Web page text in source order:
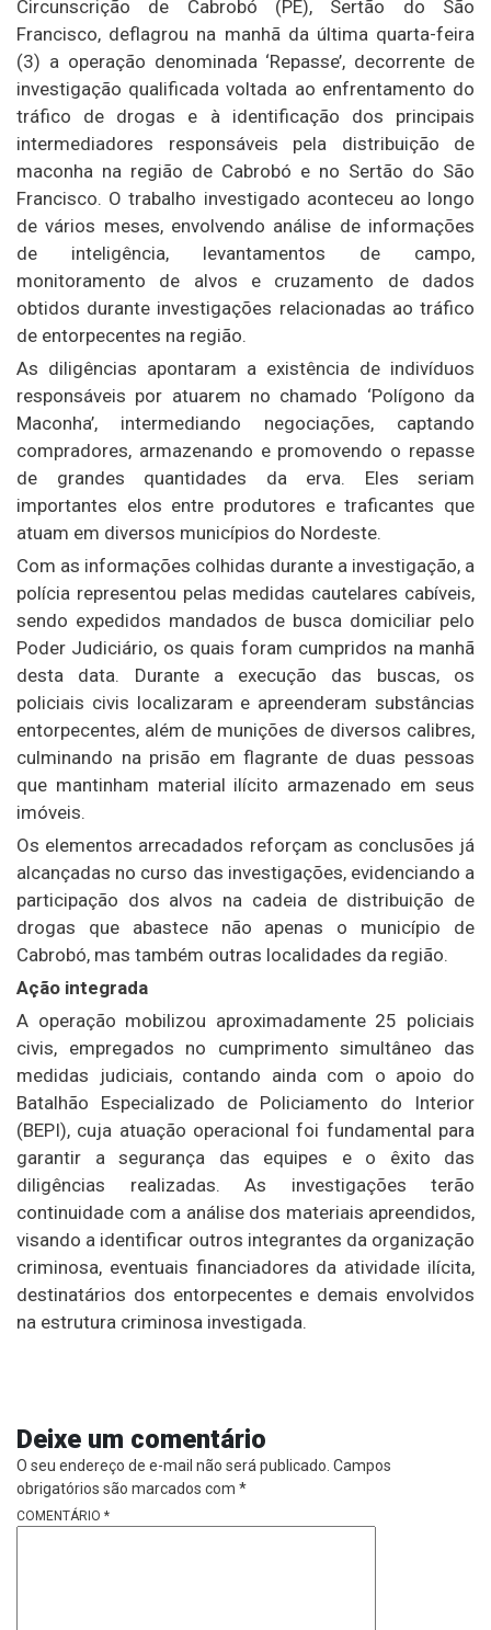
Circunscrição de Cabrobó (PE), Sertão do São
Francisco, deflagrou na manhã da última quarta-feira
(3) a operação denominada ‘Repasse’, decorrente de
investigação qualificada voltada ao enfrentamento do
tráfico de drogas e à identificação dos principais
intermediadores responsáveis pela distribuição de
maconha na região de Cabrobó e no Sertão do São
Francisco. O trabalho investigado aconteceu ao longo
de vários meses, envolvendo análise de informações
de inteligência, levantamentos de campo,
monitoramento de alvos e cruzamento de dados
obtidos durante investigações relacionadas ao tráfico
de entorpecentes na região.
As diligências apontaram a existência de indivíduos
responsáveis por atuarem no chamado ‘Polígono da
Maconha’, intermediando negociações, captando
compradores, armazenando e promovendo o repasse
de grandes quantidades da erva. Eles seriam
importantes elos entre produtores e traficantes que
atuam em diversos municípios do Nordeste.
Com as informações colhidas durante a investigação, a
polícia representou pelas medidas cautelares cabíveis,
sendo expedidos mandados de busca domiciliar pelo
Poder Judiciário, os quais foram cumpridos na manhã
desta data. Durante a execução das buscas, os
policiais civis localizaram e apreenderam substâncias
entorpecentes, além de munições de diversos calibres,
culminando na prisão em flagrante de duas pessoas
que mantinham material ilícito armazenado em seus
imóveis.
Os elementos arrecadados reforçam as conclusões já
alcançadas no curso das investigações, evidenciando a
participação dos alvos na cadeia de distribuição de
drogas que abastece não apenas o município de
Cabrobó, mas também outras localidades da região.
Ação integrada
A operação mobilizou aproximadamente 25 policiais
civis, empregados no cumprimento simultâneo das
medidas judiciais, contando ainda com o apoio do
Batalhão Especializado de Policiamento do Interior
(BEPI), cuja atuação operacional foi fundamental para
garantir a segurança das equipes e o êxito das
diligências realizadas. As investigações terão
continuidade com a análise dos materiais apreendidos,
visando a identificar outros integrantes da organização
criminosa, eventuais financiadores da atividade ilícita,
destinatários dos entorpecentes e demais envolvidos
na estrutura criminosa investigada.
Deixe um comentário
O seu endereço de e-mail não será publicado. Campos
obrigatórios são marcados com *
COMENTÁRIO *